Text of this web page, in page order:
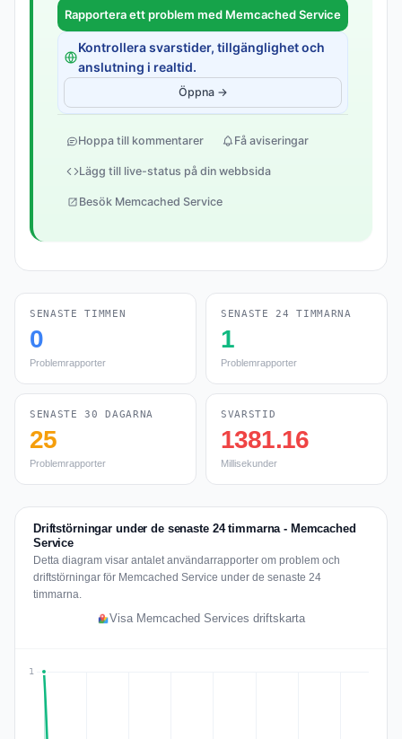
Rapportera ett problem med Memcached Service
Kontrollera svarstider, tillgänglighet och
anslutning i realtid.
Öppna →
Hoppa till kommentarer Få aviseringar
Lägg till live-status på din webbsida
Besök Memcached Service
SENASTE TIMMEN
0
Problemrapporter
SENASTE 24 TIMMARNA
1
Problemrapporter
SENASTE 30 DAGARNA
25
Problemrapporter
SVARSTID
1381.16
Millisekunder
Driftstörningar under de senaste 24 timmarna - Memcached
Service
Detta diagram visar antalet användarrapporter om problem och
driftstörningar för Memcached Service under de senaste 24
timmarna.
Visa Memcached Services driftskarta